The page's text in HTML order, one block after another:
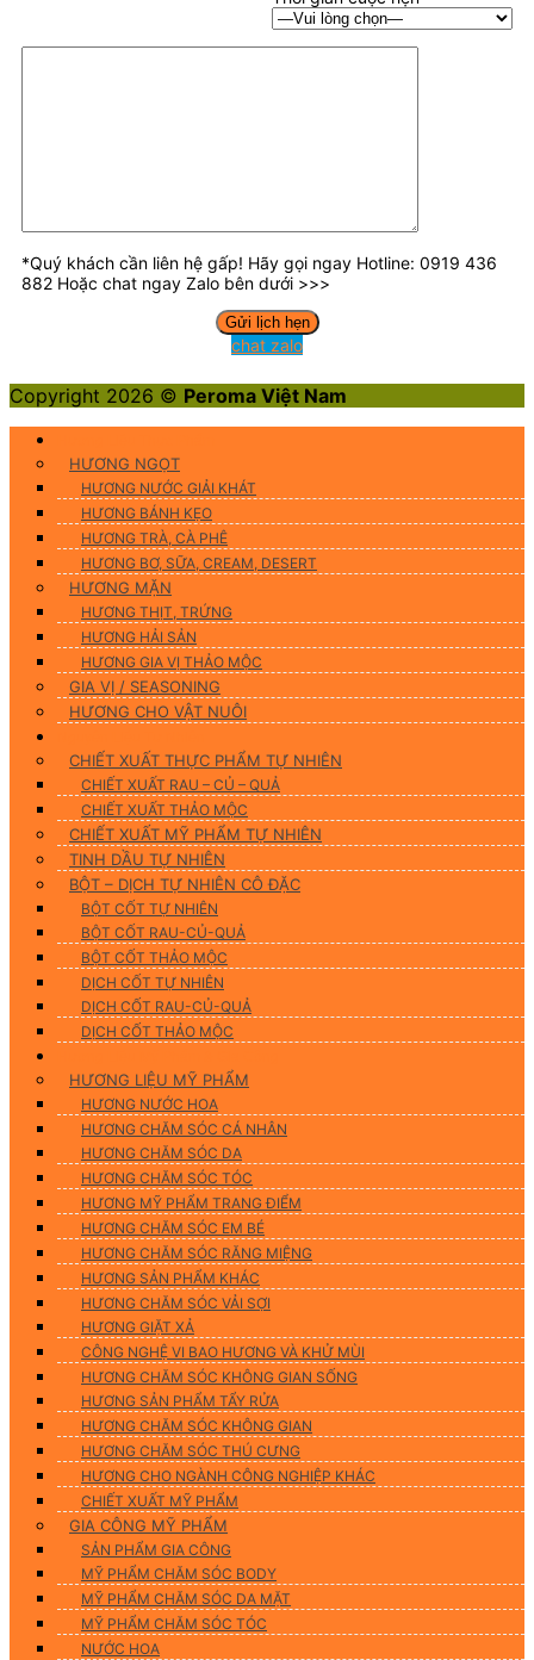
*Quý khách cần liên hệ gấp! Hãy gọi ngay Hotline: 0919 436
882 Hoặc chat ngay Zalo bên dưới >>>
chat zalo
Copyright 2026 © Peroma Việt Nam
HƯƠNG NGỌT
HƯƠNG NƯỚC GIẢI KHÁT
HƯƠNG BÁNH KẸO
HƯƠNG TRÀ, CÀ PHÊ
HƯƠNG BƠ, SỮA, CREAM, DESERT
HƯƠNG MẶN
HƯƠNG THỊT, TRỨNG
HƯƠNG HẢI SẢN
HƯƠNG GIA VỊ THẢO MỘC
GIA VỊ / SEASONING
HƯƠNG CHO VẬT NUÔI
CHIẾT XUẤT THỰC PHẨM TỰ NHIÊN
CHIẾT XUẤT RAU – CỦ – QUẢ
CHIẾT XUẤT THẢO MỘC
CHIẾT XUẤT MỸ PHẨM TỰ NHIÊN
TINH DẦU TỰ NHIÊN
BỘT – DỊCH TỰ NHIÊN CÔ ĐẶC
BỘT CỐT TỰ NHIÊN
BỘT CỐT RAU-CỦ-QUẢ
BỘT CỐT THẢO MỘC
DỊCH CỐT TỰ NHIÊN
DỊCH CỐT RAU-CỦ-QUẢ
DỊCH CỐT THẢO MỘC
HƯƠNG LIỆU MỸ PHẨM
HƯƠNG NƯỚC HOA
HƯƠNG CHĂM SÓC CÁ NHÂN
HƯƠNG CHĂM SÓC DA
HƯƠNG CHĂM SÓC TÓC
HƯƠNG MỸ PHẨM TRANG ĐIỂM
HƯƠNG CHĂM SÓC EM BÉ
HƯƠNG CHĂM SÓC RĂNG MIỆNG
HƯƠNG SẢN PHẨM KHÁC
HƯƠNG CHĂM SÓC VẢI SỢI
HƯƠNG GIẶT XẢ
CÔNG NGHỆ VI BAO HƯƠNG VÀ KHỬ MÙI
HƯƠNG CHĂM SÓC KHÔNG GIAN SỐNG
HƯƠNG SẢN PHẨM TẨY RỬA
HƯƠNG CHĂM SÓC KHÔNG GIAN
HƯƠNG CHĂM SÓC THÚ CƯNG
HƯƠNG CHO NGÀNH CÔNG NGHIỆP KHÁC
CHIẾT XUẤT MỸ PHẨM
GIA CÔNG MỸ PHẨM
SẢN PHẨM GIA CÔNG
MỸ PHẨM CHĂM SÓC BODY
MỸ PHẨM CHĂM SÓC DA MẶT
MỸ PHẨM CHĂM SÓC TÓC
NƯỚC HOA